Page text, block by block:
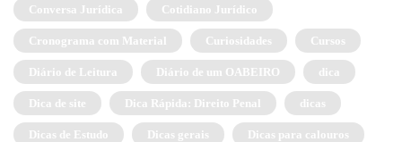
Conversa Jurídica Cotidiano Jurídico
Cronograma com Material Curiosidades Cursos
Diário de Leitura Diário de um OABEIRO dica
Dica de site Dica Rápida: Direito Penal dicas
Dicas de Estudo Dicas gerais Dicas para calouros